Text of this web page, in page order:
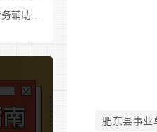
员公告
笔试时
肥东县事业